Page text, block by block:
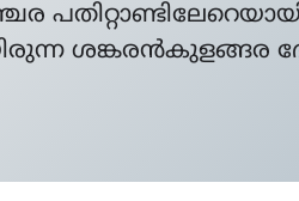
ശങ്കരൻകുളങ്ങര